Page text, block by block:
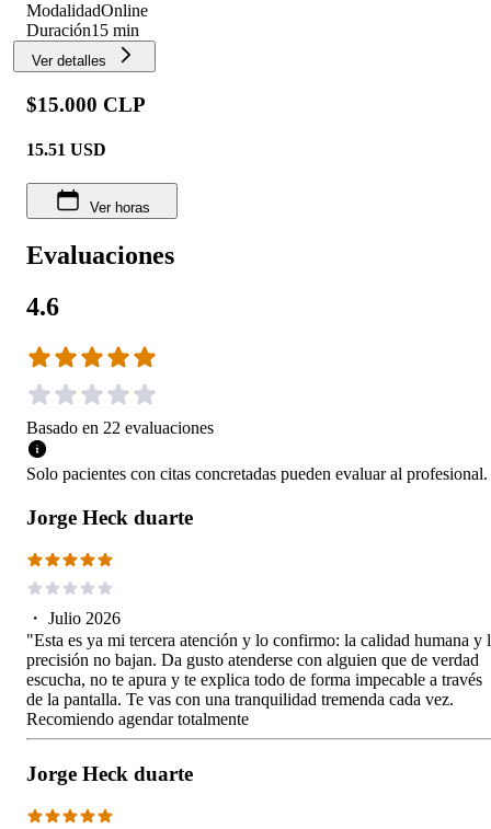
ModalidadOnline
Duración15 min
Ver detalles
$15.000 CLP
15.51 USD
Ver horas
Evaluaciones
4.6
Basado en 22 evaluaciones
Solo pacientes con citas concretadas pueden evaluar al profesional.
Jorge Heck duarte
・ Julio 2026
​"Esta es ya mi tercera atención y lo confirmo: la calidad humana y
precisión no bajan. Da gusto atenderse con alguien que de verdad
escucha, no te apura y te explica todo de forma impecable a través
de la pantalla. Te vas con una tranquilidad tremenda cada vez.
Recomiendo agendar totalmente
Jorge Heck duarte